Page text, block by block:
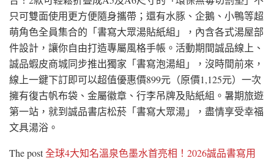
只可雙面使用更方便隨身攜帶；還有水豚、企鵝、小鴨等超
萌角色全員集合的「書寫大眾湯貼紙組」，內含各式湯屋部
件設計，讓你自由打造專屬風格手帳。活動期間誠品線上、
誠品蝦皮商城同步推出獨家「書寫泡湯組」，沒時間前來，
線上一鍵下訂即可以超值優惠價899元（原價1,125元）一次
擁有復古帆布袋、金屬徽章、行李吊牌及貼紙組。暑期旅遊
第一站，就到誠品書店松菸「書寫大眾湯」，盡情享受幸福
文具湯浴。
The post全球4大知名溫泉色墨水首亮相！2026誠品書寫用